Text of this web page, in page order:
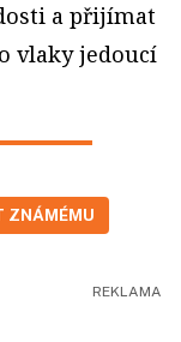
a přijímat
vlaky jedoucí
ZNÁMÉMU